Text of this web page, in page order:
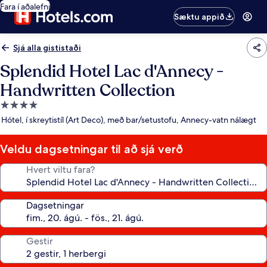
Fara í aðalefni
Sæktu appið
Sjá alla gististaði
Splendid Hotel Lac d'Annecy -
Handwritten Collection
4.0
stjörnu
Hótel, í skreytistíl (Art Deco), með bar/setustofu, Annecy-vatn nálægt
Veldu dagsetningar til að sjá verð
Hvert viltu fara?
Dagsetningar
Gestir